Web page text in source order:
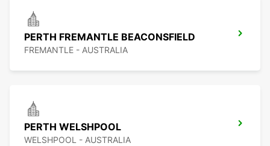
PERTH FREMANTLE BEACONSFIELD
FREMANTLE - AUSTRALIA
PERTH WELSHPOOL
WELSHPOOL - AUSTRALIA